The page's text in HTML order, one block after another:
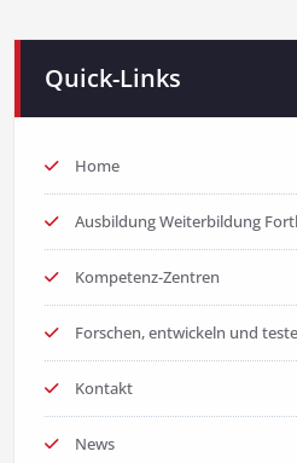
Quick-Links
Home
Ausbildung Weiterbildung
Kompetenz-Zentren
Forschen, entwickeln und
Kontakt
News